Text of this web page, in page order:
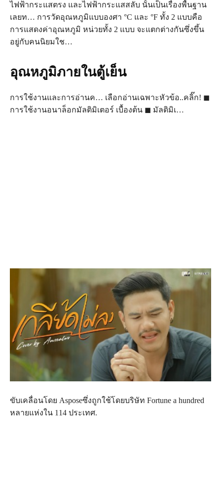
ไฟฟ้ากระแสตรง และไฟฟ้ากระแสสลับ นั้นเป็นเรื่องพื้นฐาน
เลยท… การวัดอุณหภูมิแบบองศา °C และ °F ทั้ง 2 แบบคือ
การแสดงค่าอุณหภูมิ หน่วยทั้ง 2 แบบ จะแตกต่างกันซึ่งขึ้น
อยู่กับคนนิยมใช…
อุณหภูมิภายในตู้เย็น
การใช้งานและการอ่านค… เลือกอ่านเฉพาะหัวข้อ..คลิ๊ก! ◼
การใช้งานอนาล็อกมัลติมิเตอร์ เบื้องต้น ◼ มัลติมิเ…
ขับเคลื่อนโดย Asposeซึ่งถูกใช้โดยบริษัท Fortune a hundred
หลายแห่งใน 114 ประเทศ.